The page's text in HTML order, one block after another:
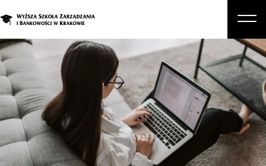
O nas
Studia
Studia podyplomowe i kursy
Kandydat
Student